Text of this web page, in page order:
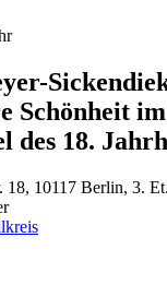
Schönheit im
des 18.
18, 10117 Berlin, 3.